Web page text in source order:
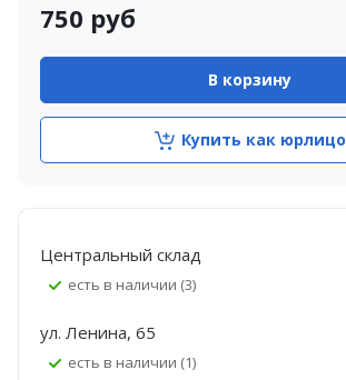
750 руб
В корзину
Купить как юрлицо
Центральный склад
Есть в наличии (3)
ул. Ленина, 65
Есть в наличии (1)